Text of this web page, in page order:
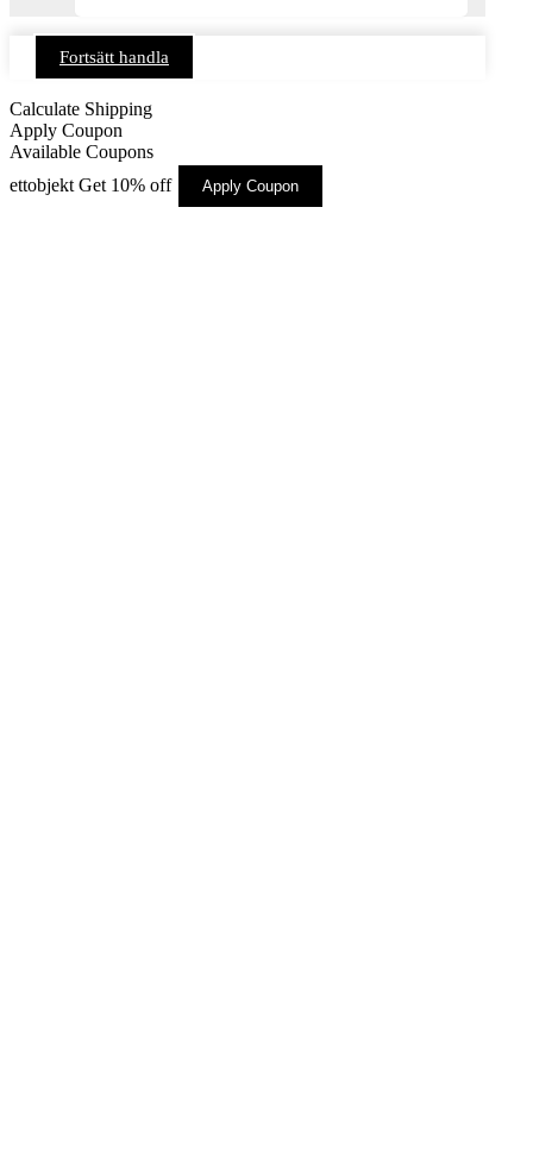
Fortsätt handla
Calculate Shipping
Apply Coupon
Available Coupons
ettobjekt Get 10% off Apply Coupon